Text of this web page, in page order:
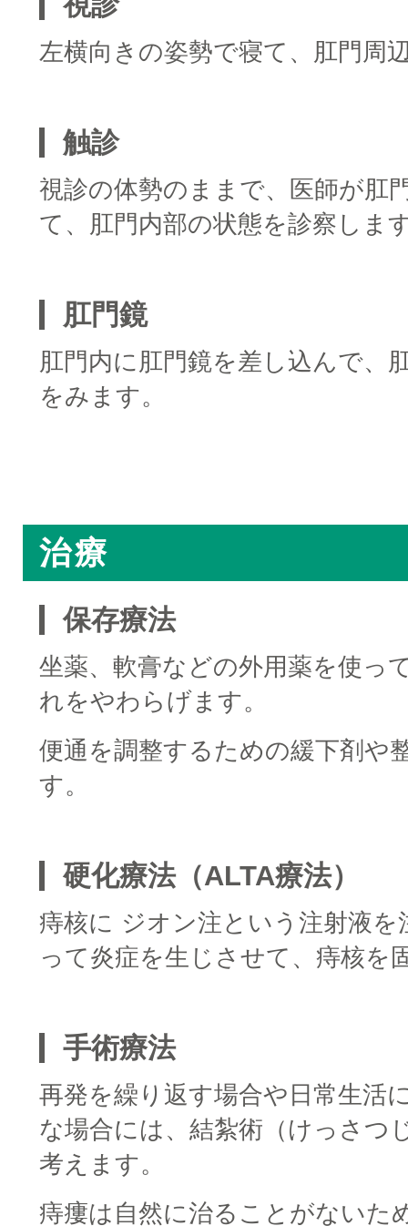
左横向きの姿勢で寝て、肛門周
触診
視診の体勢のままで、医師が肛
て、肛門内部の状態を診察しま
肛門鏡
肛門内に肛門鏡を差し込んで、
をみます。
治療
保存療法
坐薬、軟膏などの外用薬を使っ
れをやわらげます。
便通を調整するための緩下剤や
す。
硬化療法（ALTA療法）
痔核に ジオン注という注射液
って炎症を生じさせて、痔核を
手術療法
再発を繰り返す場合や日常生活
な場合には、結紮術（けっさつ
考えます。
痔瘻は自然に治ることがないた